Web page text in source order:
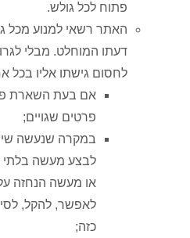
פתוח לכל גולש.
האתר רשאי למנוע מכל
דעתו המוחלט. מבלי
לחסום גישתו אליו
אם בעת השארת
פרטים שגויים;
במקרה שנעשה
לבצע מעשה בלתי
או מעשה הנחזה על
לאפשר, להקל,
כזה;